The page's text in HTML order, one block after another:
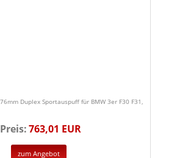
Duplex Sportauspuff für BMW 3er F30 F31,
Preis:763,01 EUR
zum Angebot